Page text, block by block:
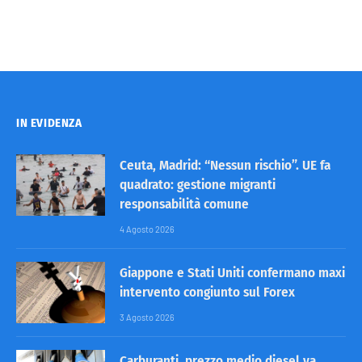
IN EVIDENZA
Ceuta, Madrid: “Nessun rischio”. UE fa
quadrato: gestione migranti
responsabilità comune
4 Agosto 2026
Giappone e Stati Uniti confermano maxi
intervento congiunto sul Forex
3 Agosto 2026